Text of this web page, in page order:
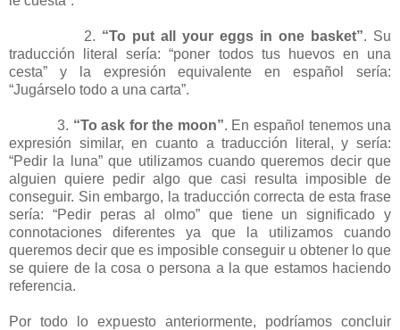
2. “To put all your eggs in one basket”. Su
traducción literal sería: “poner todos tus huevos en una
cesta” y la expresión equivalente en español sería:
“Jugárselo todo a una carta”.
3. “To ask for the moon”. En español tenemos una
expresión similar, en cuanto a traducción literal, y sería:
“Pedir la luna” que utilizamos cuando queremos decir que
alguien quiere pedir algo que casi resulta imposible de
conseguir. Sin embargo, la traducción correcta de esta frase
sería: “Pedir peras al olmo” que tiene un significado y
connotaciones diferentes ya que la utilizamos cuando
queremos decir que es imposible conseguir u obtener lo que
se quiere de la cosa o persona a la que estamos haciendo
referencia.
Por todo lo expuesto anteriormente, podríamos concluir